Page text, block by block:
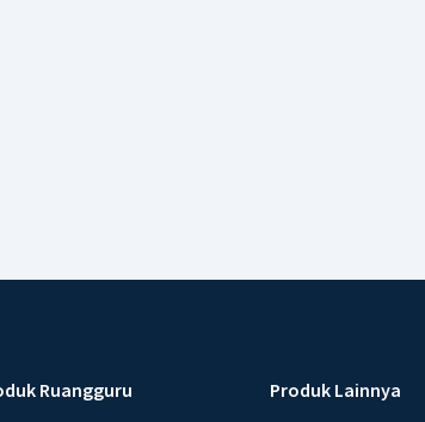
Ruangguru Produk Lainnya